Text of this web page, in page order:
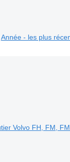
Année - les plus